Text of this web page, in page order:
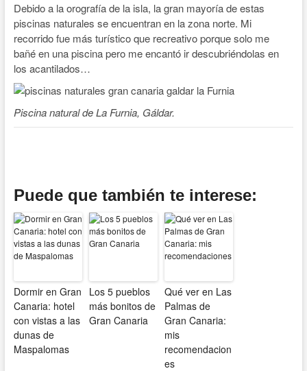
Debido a la orografía de la isla, la gran mayoría de estas
piscinas naturales se encuentran en la zona norte. Mi
recorrido fue más turístico que recreativo porque solo me
bañé en una piscina pero me encantó ir descubriéndolas en
los acantilados…
Piscina natural de La Furnia, Gáldar.
Puede que también te interese:
Dormir en Gran
Canaria: hotel
con vistas a las
dunas de
Maspalomas
Los 5 pueblos
más bonitos de
Gran Canaria
Qué ver en Las
Palmas de
Gran Canaria:
mis
recomendacion
es